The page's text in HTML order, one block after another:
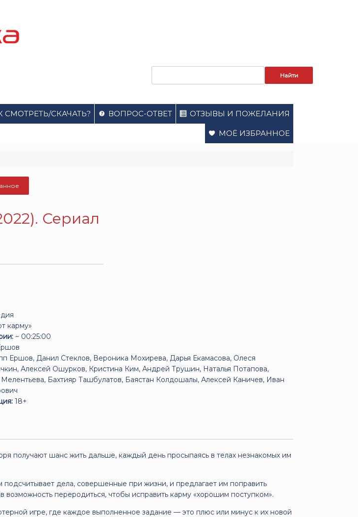
СМОТРЕТЬ/СКАЧАТЬ? ВОПРОС-ОТВЕТ ОТЗЫВЫ И ПОЖЕЛАНИЯ
МОЁ ИЗБРАННОЕ
Сериал
карму»
~ 00:25:00
Ершов, Данил Стеклов, Вероника Мохирева, Дарья Екамасова, Олеся
Алексей Ошурков, Кристина Ким, Андрей Трушин, Наталья Потапова,
Бахтияр Ташбулатов, Баястан Колдошалы, Алексей Каничев, Иван
18+
получают шанс жить дальше, каждый день просыпаясь в телах незнакомых им
подсчитывает дела, совершенные при жизни, и предлагает им поправить
возможность переродиться, чтобы исправить карму «хорошим поступком».
игре, где каждое выполненное задание — это плюс или минус к их новой